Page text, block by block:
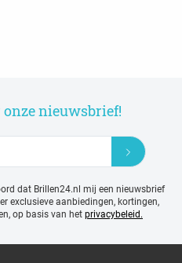
nieuwsbrief!
dat Brillen24.nl mij een nieuwsbrief
exclusieve aanbiedingen, kortingen,
op basis van het privacybeleid.